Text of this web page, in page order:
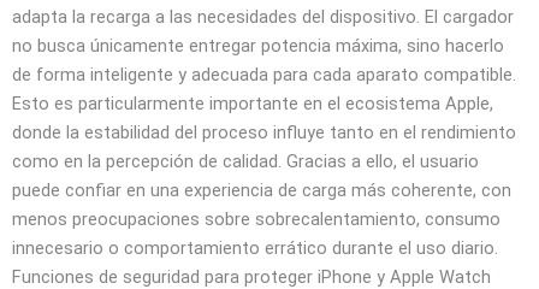
adapta la recarga a las necesidades del dispositivo. El cargador
no busca únicamente entregar potencia máxima, sino hacerlo
de forma inteligente y adecuada para cada aparato compatible.
Esto es particularmente importante en el ecosistema Apple,
donde la estabilidad del proceso influye tanto en el rendimiento
como en la percepción de calidad. Gracias a ello, el usuario
puede confiar en una experiencia de carga más coherente, con
menos preocupaciones sobre sobrecalentamiento, consumo
innecesario o comportamiento errático durante el uso diario.
Funciones de seguridad para proteger iPhone y Apple Watch